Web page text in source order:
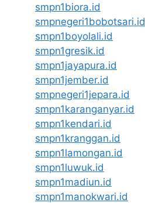
smpn1biora.id
smpnegeri1bobotsari.id
smpn1boyolali.id
smpn1gresik.id
smpn1jayapura.id
smpn1jember.id
smpnegeri1jepara.id
smpn1karanganyar.id
smpn1kendari.id
smpn1kranggan.id
smpn1lamongan.id
smpn1luwuk.id
smpn1madiun.id
smpn1manokwari.id